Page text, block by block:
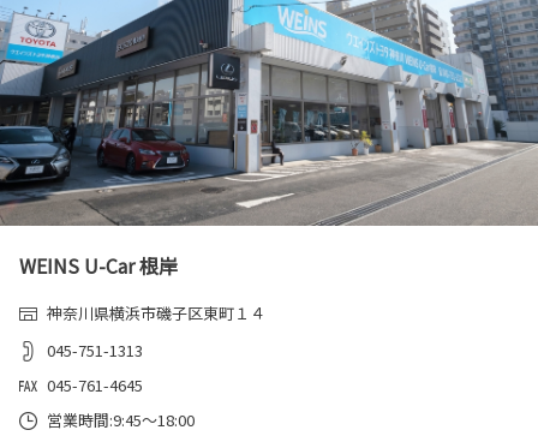
WEINS U-Car 根岸
神奈川県横浜市磯子区東町１４
045-751-1313
045-761-4645
営業時間:9:45～18:00